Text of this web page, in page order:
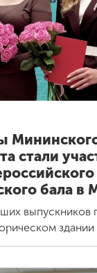
стали
бала в
выпускников